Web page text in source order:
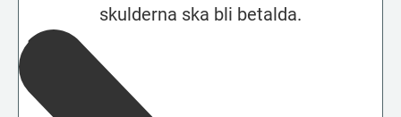
skulderna ska bli betalda.